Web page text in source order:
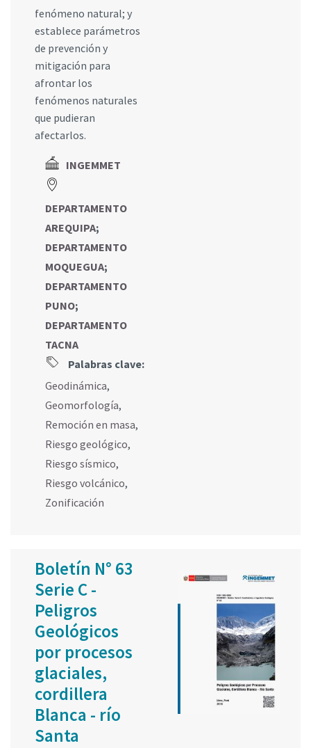
fenómeno natural; y
establece parámetros
de prevención y
mitigación para
afrontar los
fenómenos naturales
que pudieran
afectarlos.
INGEMMET
DEPARTAMENTO
AREQUIPA;
DEPARTAMENTO
MOQUEGUA;
DEPARTAMENTO
PUNO;
DEPARTAMENTO
TACNA
Palabras clave:
Geodinámica,
Geomorfología,
Remoción en masa,
Riesgo geológico,
Riesgo sísmico,
Riesgo volcánico,
Zonificación
Boletín N° 63
Serie C -
Peligros
Geológicos
por procesos
glaciales,
cordillera
Blanca - río
Santa